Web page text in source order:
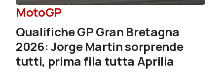
MotoGP
Qualifiche GP Gran Bretagna
2026: Jorge Martin sorprende
tutti, prima fila tutta Aprilia